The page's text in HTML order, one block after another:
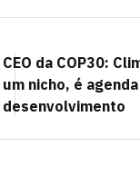
CEO da COP30:
um nicho, é
desenvolvimento